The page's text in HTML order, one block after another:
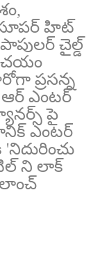
హిట్
చైల్డ్
ప్రసన్న
ఎంటర్
పై
ఎంటర్
'నిదురించు
ని లాక్